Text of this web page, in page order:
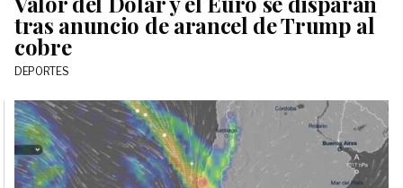
tras anuncio de arancel de Trump al
cobre
DEPORTES